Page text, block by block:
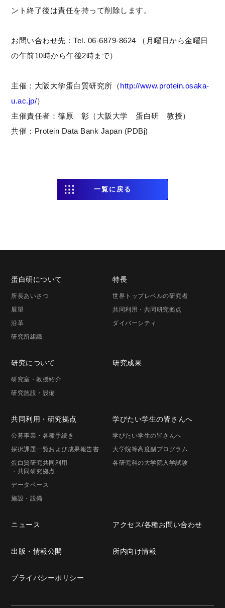
ント終了後は責任を持って削除します。
お問い合わせ先：Tel. 06-6879-8624 （月曜日から金曜日
の午前10時から午後2時まで）
主催：大阪大学蛋白質研究所（http://www.protein.osaka-
u.ac.jp/）
主催責任者：篠原 彰（大阪大学 蛋白研 教授）
共催：Protein Data Bank Japan (PDBj)
一覧に戻る
蛋白研について
所長あいさつ
展望
沿革
研究所組織
特長
世界トップレベルの研究者
共同利用・共同研究拠点
ダイバーシティ
研究について
研究室・教授紹介
研究施設・ 設備
研究成果
共同利用・ 研究拠点
公募事業 ・各種手続き
採択課題一覧および成果報告書
蛋白質研究共同利用
・共同研究拠点
データベース
施設・設備
学びたい学生の皆さんへ
学びたい学生の皆さんへ
大学院等高度副プログラム
各研究科の大学院入学試験
ニュース アクセス/各種お問い合わせ
出版・情報公開 所内向け情報
プライバシーポリシー